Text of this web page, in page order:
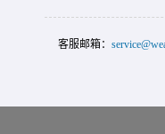
客服邮箱：